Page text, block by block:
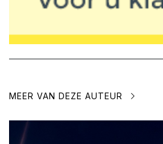
MEER VAN DEZE AUTEUR